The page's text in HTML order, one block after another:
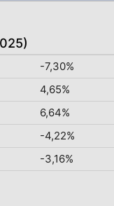
-7,30%
4,65%
6,64%
-4,22%
-3,16%